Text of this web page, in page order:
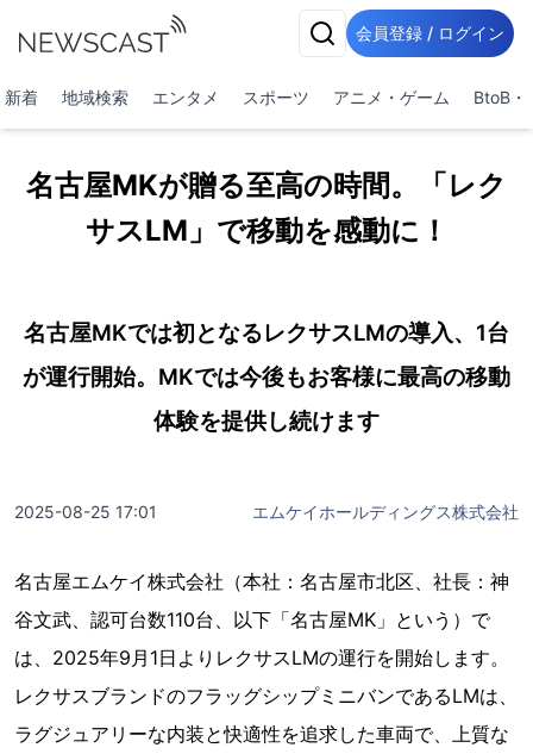
会員登録 / ログイン
新着 地域検索 エンタメ スポーツ アニメ・ゲーム BtoB・
名古屋MKが贈る至高の時間。「レク
サスLM」で移動を感動に！
名古屋MKでは初となるレクサスLMの導入、1台
が運行開始。MKでは今後もお客様に最高の移動
体験を提供し続けます
2025-08-25 17:01 エムケイホールディングス株式会社
名古屋エムケイ株式会社（本社：名古屋市北区、社長：神
谷文武、認可台数110台、以下「名古屋MK」という）で
は、2025年9月1日よりレクサスLMの運行を開始します。
レクサスブランドのフラッグシップミニバンであるLMは、
ラグジュアリーな内装と快適性を追求した車両で、上質な